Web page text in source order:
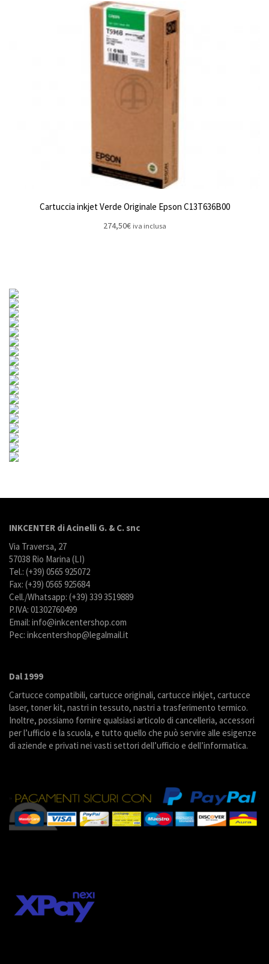
Cartuccia inkjet Verde Originale Epson C13T636B00
274,50€ iva inclusa
INKCENTER di Acinelli G. & C. snc
Via Traversa, 27
57038 Rio Marina (LI)
Tel.: (+39) 0565 925072
Fax: (+39) 0565 925684
Cell./Whatsapp: (+39) 339 3519889
P.IVA: 01302760499
Email: info@inkcentershop.com
Pec: inkcentershop@legalmail.it
Dal 1999
Cartucce compatibili, cartucce originali, cartucce inkjet, cartucce
laser, toner kit, nastri in tessuto, nastri a trasferimento termico.
Inoltre, possiamo fornire qualsiasi articolo di cancelleria, accessori
per l’ufficio e la scuola, e tutto quello che può servire alle esigenze
di aziende e privati nei vasti settori dell’ufficio e dell’informatica.